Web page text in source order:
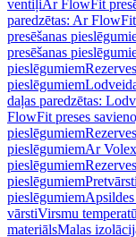
ventiļiAr FlowFit
paredzētas: Ar
presēšanas
presēšanas
pieslēgumiem
pieslēgumiem
daļas paredzētas:
FlowFit preses
pieslēgumiem
pieslēgumiemAr
pieslēgumiem
pieslēgumiemPretvārsti
pieslēgumiemApsildes
vārstiVirsmu
materiālsMalas